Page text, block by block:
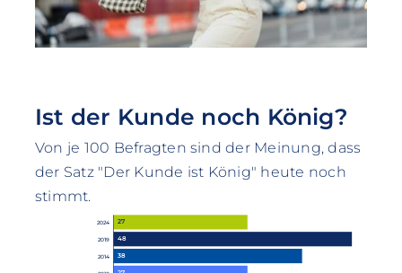
Ist der Kunde noch König?
Von je 100 Befragten sind der Meinung, dass
der Satz "Der Kunde ist König" heute noch
stimmt.
2024 27
2019 48
2014 38